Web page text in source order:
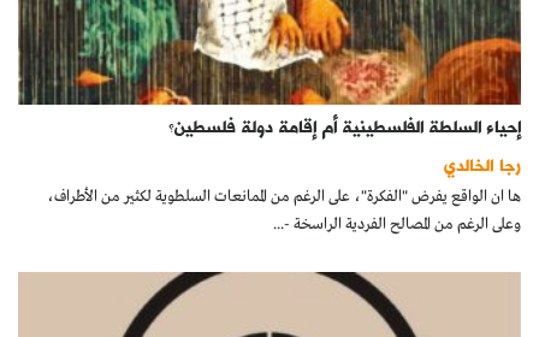
إحياء السلطة الفلسطينية أم إقامة دولة فلسطين؟
رجا الخالدي
ها ان الواقع يفرض "الفكرة"، على الرغم من الممانعات السلطوية لكثير من الأطراف،
وعلى الرغم من المصالح الفردية الراسخة -...